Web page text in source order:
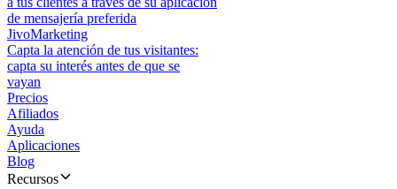
de mensajería preferida
JivoMarketing
Capta la atención de tus visitantes:
capta su interés antes de que se
vayan
Precios
Afiliados
Ayuda
Aplicaciones
Blog
Recursos